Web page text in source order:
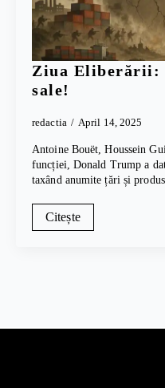
Ziua Eliberării:
sale!
redactia April 14, 2025
Antoine Bouët, Houssein
funcției, Donald Trump a
taxând anumite țări și
Citește